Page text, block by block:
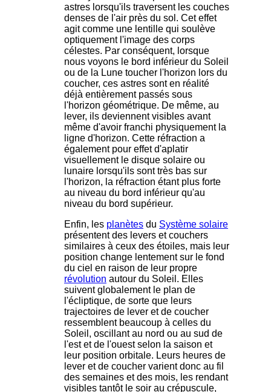
astres lorsqu'ils traversent les couches
denses de l'air près du sol. Cet effet
agit comme une lentille qui soulève
optiquement l'image des corps
célestes. Par conséquent, lorsque
nous voyons le bord inférieur du Soleil
ou de la Lune toucher l'horizon lors du
coucher, ces astres sont en réalité
déjà entièrement passés sous
l'horizon géométrique. De même, au
lever, ils deviennent visibles avant
même d'avoir franchi physiquement la
ligne d'horizon. Cette réfraction a
également pour effet d'aplatir
visuellement le disque solaire ou
lunaire lorsqu'ils sont très bas sur
l'horizon, la réfraction étant plus forte
au niveau du bord inférieur qu'au
niveau du bord supérieur.
Enfin, les planètes du Système solaire
présentent des levers et couchers
similaires à ceux des étoiles, mais leur
position change lentement sur le fond
du ciel en raison de leur propre
révolution autour du Soleil. Elles
suivent globalement le plan de
l'écliptique, de sorte que leurs
trajectoires de lever et de coucher
ressemblent beaucoup à celles du
Soleil, oscillant au nord ou au sud de
l'est et de l'ouest selon la saison et
leur position orbitale. Leurs heures de
lever et de coucher varient donc au fil
des semaines et des mois, les rendant
visibles tantôt le soir au crépuscule,